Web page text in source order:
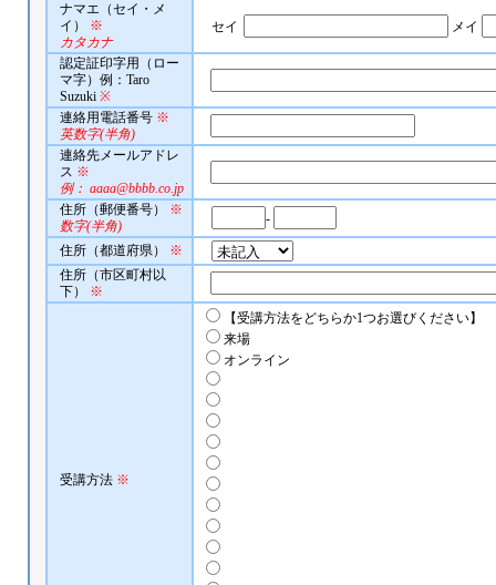
ナマエ（セイ・メ
イ）
※
カタカナ
セイ メイ
認定証印字用（ロー
マ字）例：Taro
Suzuki ※
連絡用電話番号 ※
英数字(半角)
連絡先メールアドレ
ス ※
例： aaaa@bbbb.co.jp
住所（郵便番号）
※
数字(半角)
-
住所（都道府県）
※
住所（市区町村以
下）
※
受講方法 ※
【受講方法をどちらか1つお選びください】
来場
オンライン